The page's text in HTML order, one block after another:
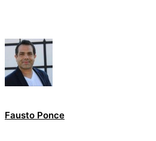
Fausto Ponce